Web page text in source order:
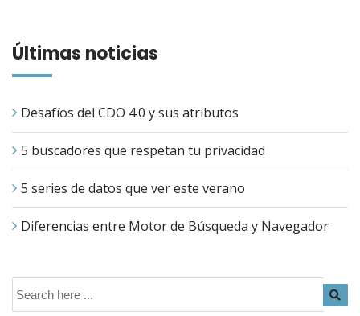
Últimas noticias
Desafíos del CDO 4.0 y sus atributos
5 buscadores que respetan tu privacidad
5 series de datos que ver este verano
Diferencias entre Motor de Búsqueda y Navegador